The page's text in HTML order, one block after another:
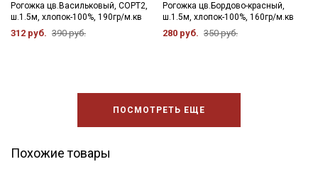
Рогожка цв.Васильковый, СОРТ2,
ш.1.5м, хлопок-100%, 190гр/м.кв
312 руб. 390 руб.
Рогожка цв.Бордово-красный,
ш.1.5м, хлопок-100%, 160гр/м.кв
280 руб. 350 руб.
ПОСМОТРЕТЬ ЕЩЕ
Похожие товары